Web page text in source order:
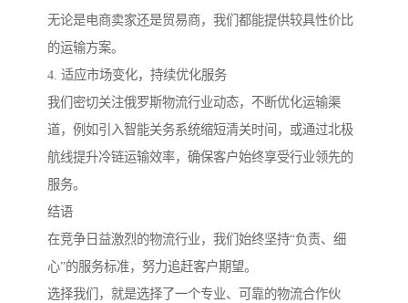
无论是电商卖家还是贸易商，我们都能提供较具性价比
的运输方案。
4. 适应市场变化，持续优化服务
我们密切关注俄罗斯物流行业动态，不断优化运输渠
道，例如引入智能关务系统缩短清关时间，或通过北极
航线提升冷链运输效率，确保客户始终享受行业领先的
服务。
结语
在竞争日益激烈的物流行业，我们始终坚持“负责、细
心”的服务标准，努力追赶客户期望。
选择我们，就是选择了一个专业、可靠的物流合作伙